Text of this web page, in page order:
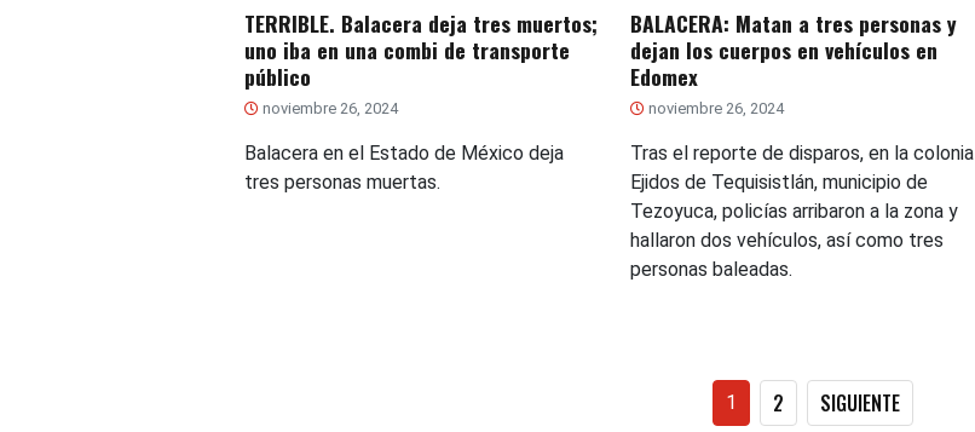
TERRIBLE. Balacera deja tres muertos;
uno iba en una combi de transporte
público
noviembre 26, 2024
Balacera en el Estado de México deja
tres personas muertas.
BALACERA: Matan a tres personas y
dejan los cuerpos en vehículos en
Edomex
noviembre 26, 2024
Tras el reporte de disparos, en la colonia
Ejidos de Tequisistlán, municipio de
Tezoyuca, policías arribaron a la zona y
hallaron dos vehículos, así como tres
personas baleadas.
Paginación
1 2 SIGUIENTE